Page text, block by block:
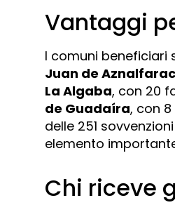
Vantaggi
I comuni beneficiari
Juan de
La Algaba, con 20
de Guadaíra, con
delle 251
elemento
Chi riceve